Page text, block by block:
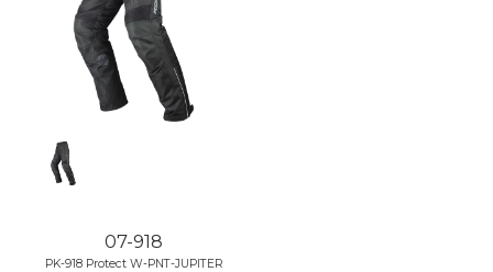
07-918
PK-918 Protect W-PNT-JUPITER